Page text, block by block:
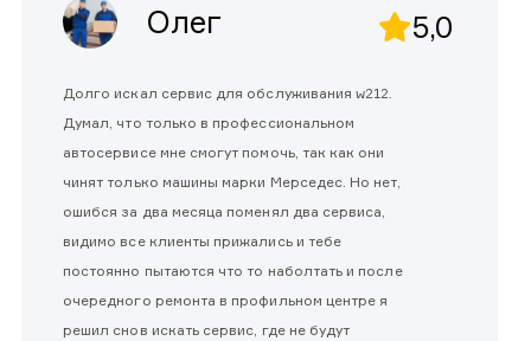
Олег 5,0
Долго искал сервис для обслуживания w212.
Думал, что только в профессиональном
автосервисе мне смогут помочь, так как они
чинят только машины марки Мерседес. Но нет,
ошибся за два месяца поменял два сервиса,
видимо все клиенты прижались и тебе
постоянно пытаются что то наболтать и после
очередного ремонта в профильном центре я
решил снов искать сервис, где не будут